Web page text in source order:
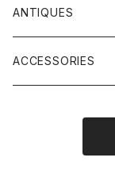
ANTIQUES
ACCESSORIES